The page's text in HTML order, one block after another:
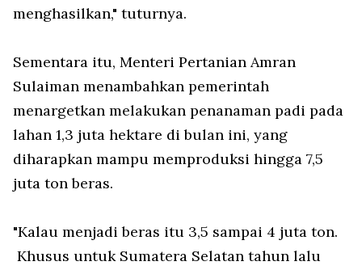
menghasilkan," tuturnya.
Sementara itu, Menteri Pertanian Amran
Sulaiman menambahkan pemerintah
menargetkan melakukan penanaman padi pada
lahan 1,3 juta hektare di bulan ini, yang
diharapkan mampu memproduksi hingga 7,5
juta ton beras.
"Kalau menjadi beras itu 3,5 sampai 4 juta ton.
Khusus untuk Sumatera Selatan tahun lalu